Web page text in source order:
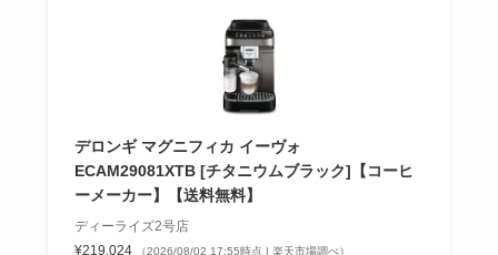
デロンギ マグニフィカ イーヴォ
ECAM29081XTB [チタニウムブラック]【コーヒ
ーメーカー】【送料無料】
ディーライズ2号店
¥219,024
（2026/08/02 17:55時点 | 楽天市場調べ）